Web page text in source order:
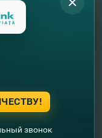
звонок